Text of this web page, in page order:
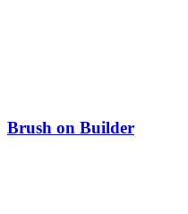
Brush on Builder